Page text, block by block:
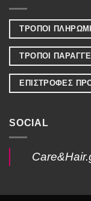
ΤΡΟΠΟΙ
ΤΡΟΠΟΙ
ΕΠΙΣΤΡΟΦΕΣ
SOCIAL